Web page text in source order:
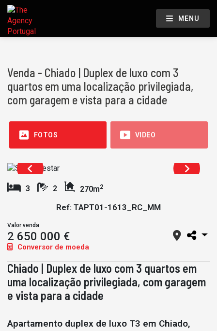
MENU
Venda - Chiado | Duplex de luxo com 3
quartos em uma localização privilegiada,
com garagem e vista para a cidade
FOTOS VIDEO
3 2 270m2
Ref: TAPT01-1613_RC_MM
Valor venda
2 650 000 €
Conversor de moeda
Chiado | Duplex de luxo com 3 quartos em
uma localização privilegiada, com garagem
e vista para a cidade
Apartamento duplex de luxo T3 em Chiado,